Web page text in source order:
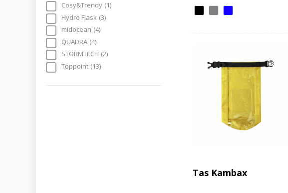
Cosy&Trendy (1)
Hydro Flask (3)
midocean (4)
QUADRA (4)
STORMTECH (2)
Toppoint (13)
Tas Kambax